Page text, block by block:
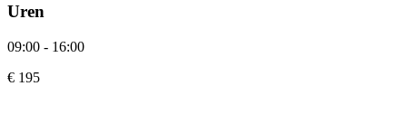
Uren
09:00 - 16:00
€ 195